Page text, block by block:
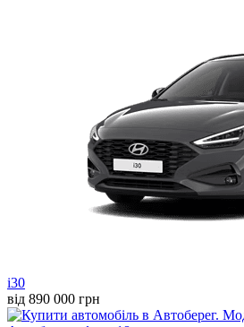
i30
від 890 000 грн